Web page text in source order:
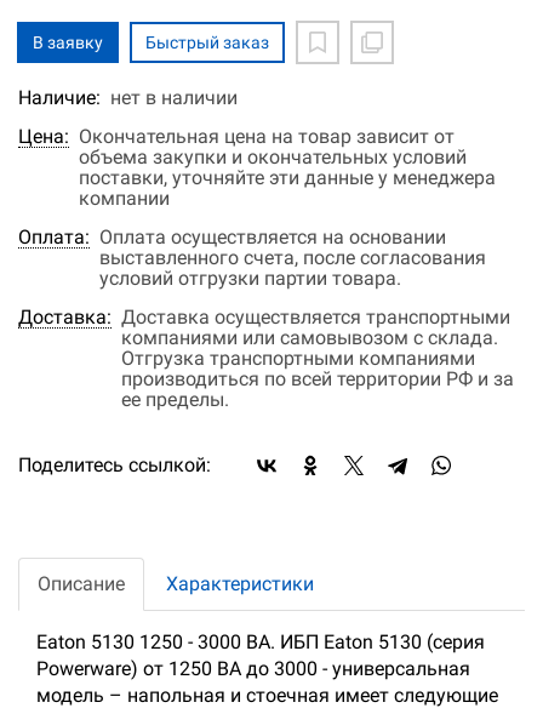
В заявку Быстрый заказ
Наличие: нет в наличии
Цена: Окончательная цена на товар зависит от
объема закупки и окончательных условий
поставки, уточняйте эти данные у менеджера
компании
Оплата: Оплата осуществляется на основании
выставленного счета, после согласования
условий отгрузки партии товара.
Доставка: Доставка осуществляется транспортными
компаниями или самовывозом с склада.
Отгрузка транспортными компаниями
производиться по всей территории РФ и за
ее пределы.
Поделитесь ссылкой:
Описание Характеристики
Eaton 5130 1250 - 3000 ВА. ИБП Eaton 5130 (серия
Powerware) от 1250 ВА до 3000 - универсальная
модель – напольная и стоечная имеет следующие